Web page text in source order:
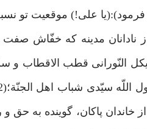
على!) موقعيت تو
مدينه كه خفّاش صفت
النّورانى قطب الاقطاب و
خاندان پاكان، گوينده به